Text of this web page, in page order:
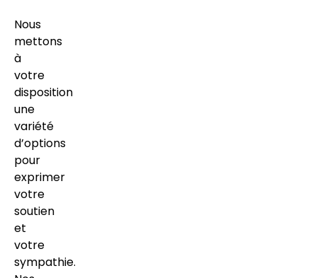
Nous
mettons
à
votre
disposition
une
variété
d’options
pour
exprimer
votre
soutien
et
votre
sympathie.